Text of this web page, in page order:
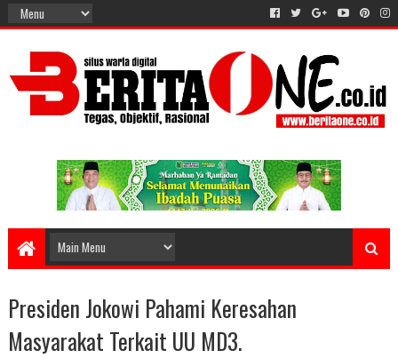
Presiden Jokowi Pahami Keresahan
Masyarakat Terkait UU MD3.